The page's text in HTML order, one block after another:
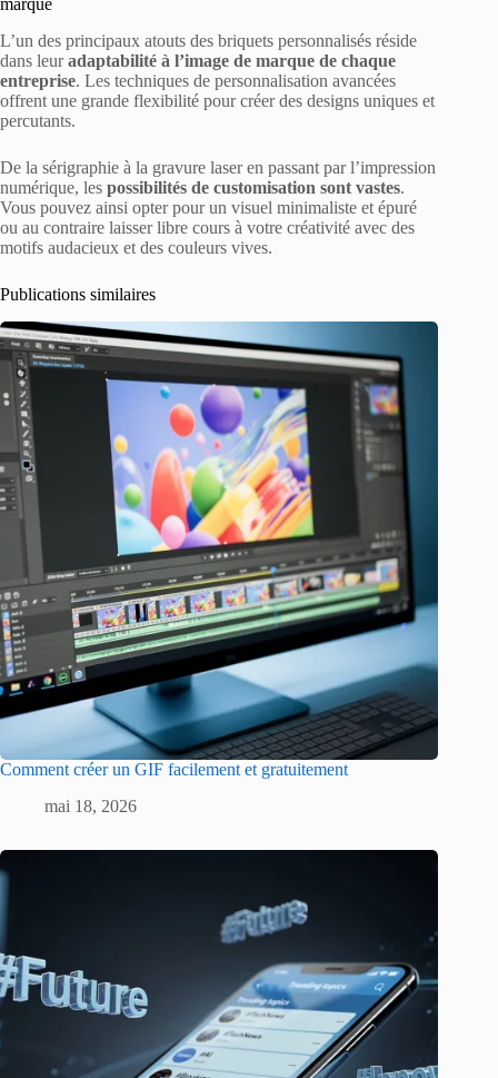
marque
L’un des principaux atouts des briquets personnalisés réside
dans leuradaptabilité à l’image de marque de chaque
entreprise. Les techniques de personnalisation avancées
offrent une grande flexibilité pour créer des designs uniques et
percutants.
De la sérigraphie à la gravure laser en passant par l’impression
numérique, les possibilités de customisation sont vastes.
Vous pouvez ainsi opter pour un visuel minimaliste et épuré
ou au contraire laisser libre cours à votre créativité avec des
motifs audacieux et des couleurs vives.
Publications similaires
Comment créer un GIF facilement et gratuitement
mai 18, 2026